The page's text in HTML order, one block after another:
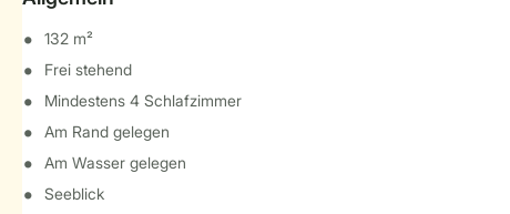
132 m²
Frei stehend
Mindestens 4 Schlafzimmer
Am Rand gelegen
Am Wasser gelegen
Seeblick